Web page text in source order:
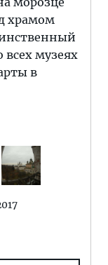
храмом
музеях
в